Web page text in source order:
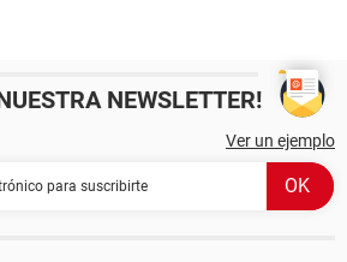
NEWSLETTER!
Ver un ejemplo